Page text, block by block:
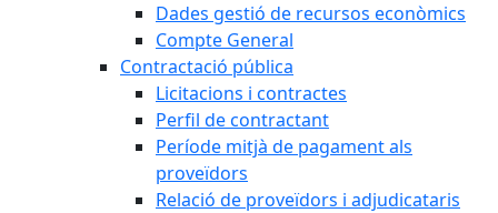
Dades gestió de recursos econòmics
Compte General
Contractació pública
Licitacions i contractes
Perfil de contractant
Període mitjà de pagament als
proveïdors
Relació de proveïdors i adjudicataris